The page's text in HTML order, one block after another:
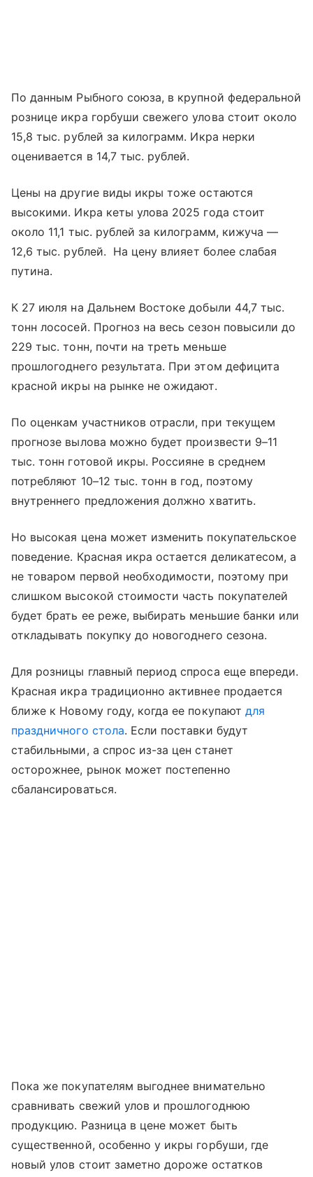
По данным Рыбного союза, в крупной федеральной
рознице икра горбуши свежего улова стоит около
15,8 тыс. рублей за килограмм. Икра нерки
оценивается в 14,7 тыс. рублей.
Цены на другие виды икры тоже остаются
высокими. Икра кеты улова 2025 года стоит
около 11,1 тыс. рублей за килограмм, кижуча —
12,6 тыс. рублей. На цену влияет более слабая
путина.
К 27 июля на Дальнем Востоке добыли 44,7 тыс.
тонн лососей. Прогноз на весь сезон повысили до
229 тыс. тонн, почти на треть меньше
прошлогоднего результата. При этом дефицита
красной икры на рынке не ожидают.
По оценкам участников отрасли, при текущем
прогнозе вылова можно будет произвести 9–11
тыс. тонн готовой икры. Россияне в среднем
потребляют 10–12 тыс. тонн в год, поэтому
внутреннего предложения должно хватить.
Но высокая цена может изменить покупательское
поведение. Красная икра остается деликатесом, а
не товаром первой необходимости, поэтому при
слишком высокой стоимости часть покупателей
будет брать ее реже, выбирать меньшие банки или
откладывать покупку до новогоднего сезона.
Для розницы главный период спроса еще впереди.
Красная икра традиционно активнее продается
ближе к Новому году, когда ее покупают для
праздничного стола. Если поставки будут
стабильными, а спрос из-за цен станет
осторожнее, рынок может постепенно
сбалансироваться.
Пока же покупателям выгоднее внимательно
сравнивать свежий улов и прошлогоднюю
продукцию. Разница в цене может быть
существенной, особенно у икры горбуши, где
новый улов стоит заметно дороже остатков